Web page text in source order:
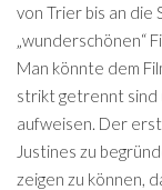
von Trier bis an die
„wunderschönen“
Man könnte dem
strikt getrennt sind
aufweisen. Der
Justines zu
zeigen zu können,